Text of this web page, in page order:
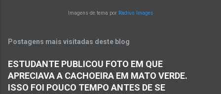
Norte de Minas. Ainda segundo a polícia, o
natureza nos proporciona. Isso é aqui em
bairro Gameleira, na região da Serra Geral, no
nova visão urbanística na avenida Osvaldo
Cruz, perto da ponte de ferro e do rio Gorutuba.
Imagens de tema por Radius Images
Postagens mais visitadas deste blog
ESTUDANTE PUBLICOU FOTO EM QUE
APRECIAVA A CACHOEIRA EM MATO VERDE.
ISSO FOI POUCO TEMPO ANTES DE SE